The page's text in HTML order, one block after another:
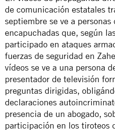
de comunicación estatales
septiembre se ve a personas
encapuchadas que, según
participado en ataques
fuerzas de seguridad en
vídeos se ve a una persona
presentador de televisión
preguntas dirigidas,
declaraciones
presencia de un abogado,
participación en los tiroteos